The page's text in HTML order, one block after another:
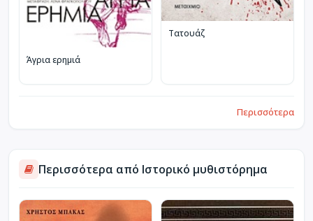
Άγρια ερημιά
Τατουάζ
Περισσότερα
Περισσότερα από Ιστορικό μυθιστόρημα